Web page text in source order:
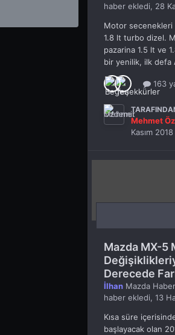
haber ekledi, 28
Motor
1.8 lt turbo dizel.
pazarina 1.5 lt ve
bir yenilik, ilk defa
163
Mehmet
Kasım 2018
Mazda MX-5
Derecede
İlhan Mazda
haber ekledi, 13
Kısa süre
başlayacak olan